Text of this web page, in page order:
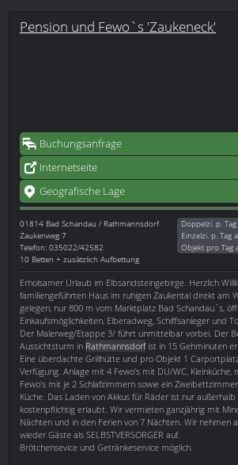
Pension und Fewo`s 'Zaukeneck'
Buchungsanfrage
Internetseite
Geografische Lage
01814 Bad Schandau / Rathmannsdorf
Zaukenweg 7
Telefon: 035022/42582
10 Betten + zusätzlich Aufbettung
Doppelzi. p.
Einzelzi. p. Tag
Objekt pro Tag
Erholsamer Urlaub im Elbsandsteingebirge. Herzlich
familiengeführten Haus im ruhigen Zaukental direkt am
gelegen, nur 800 m vom Marktplatz Bad Schandau´s,
Einkaufsmöglichkeiten, Elberadweg, Schiffsanleger und
Der Malerweg/Etappe 3/ führt unmittelbar vorbei. Der
Aussichtsturm in Rathmannsdorfist in 15 Gehminuten
Eine überdachte Grillhütte und pro Objekt 1
Verfügung. Anlage mit 4 Fewo's mit DU/WC, Kleinküche,
Fewo's mit je 2 Schlafzimmern sowie ein
Küche. Das Laden von Akkus für Räder ist nur
kostenpflichtig erlaubt. Wir vermieten ganzjährig mit
Nächten und in den Ferien von 7 Nächten. Wir nehmen
wieder Gäste als SELBSTVERSORGER auf.
Brötchensevice und Getränkeservice möglich.